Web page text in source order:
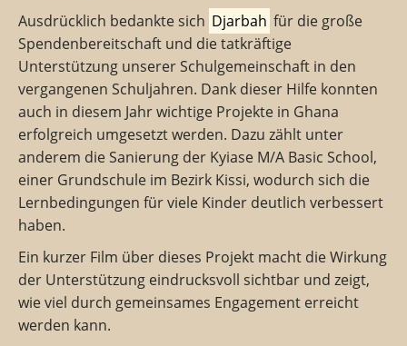
Ausdrücklich bedankte sich Djarbah für die große
Spendenbereitschaft und die tatkräftige
Unterstützung unserer Schulgemeinschaft in den
vergangenen Schuljahren. Dank dieser Hilfe konnten
auch in diesem Jahr wichtige Projekte in Ghana
erfolgreich umgesetzt werden. Dazu zählt unter
anderem die Sanierung der Kyiase M/A Basic School,
einer Grundschule im Bezirk Kissi, wodurch sich die
Lernbedingungen für viele Kinder deutlich verbessert
haben.
Ein kurzer Film über dieses Projekt macht die Wirkung
der Unterstützung eindrucksvoll sichtbar und zeigt,
wie viel durch gemeinsames Engagement erreicht
werden kann.